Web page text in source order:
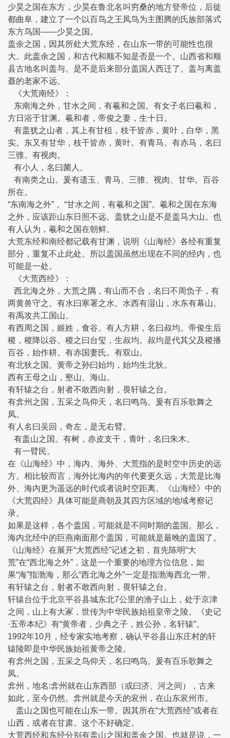
少昊之国在东方，少昊在鲁北名叫穷桑的地方登帝位，后徙
都曲阜，建立了一个以百鸟之王凤鸟为主图腾的氏族部落式
东方鸟国——少昊之国。
盖余之国，因其所处大荒东经，在山东一带的可能性也很
大。此盖余之国，和古代和顺不知是否是一个。山西省和顺
县古地名叫盖与。是不是后来部分盖国人西迁了。盖与离盖
聂的老家不远。
《大荒南经》：
东南海之外，甘水之间，有羲和之国。有女子名曰羲和，
方日浴于甘渊。羲和者，帝俊之妻，生十日。
有盖犹之山者，其上有甘柤，枝干皆赤，黄叶，白华，黑
实。东又有甘华，枝干皆赤，黄叶。有青马。有赤马，名曰
三骓。有视肉。
有小人，名曰菌人。
有南类之山。爰有遗玉、青马、三骓、视肉、甘华。百谷
所在。
“东南海之外”， “甘水之间，有羲和之国”。羲和之国在东海
之外，应该距山东日照不远。盖犹之山是不是盖马大山。也
有人认为，羲和之国在朝鲜。
大荒东经和南经都记载有甘渊，说明《山海经》各经有重复
部分，重复不止此处。所以盖国虽然出现在不同的经内，也
可能是一处。
《大荒西经》：
西北海之外，大荒之隅，有山而不合，名曰不周负子，有
两黄兽守之。有水曰寒署之水。水西有湿山，水东有幕山。
有禹攻共工国山。
有西周之国，姬姓，食谷。有人方耕，名曰叔均。帝俊生后
稷，稷降以谷。稷之曰台玺，生叔均。叔均是代其父及稷播
百谷，始作耕。有赤国妻氏。有双山。
有北狄之国。黄帝之孙曰始均，始均生北狄。
西有王母之山，壑山、海山。
有轩辕之台，射者不敢西向射，畏轩辕之台。
有弇州之国，五采之鸟仰天，名曰鸣鸟。爰有百乐歌舞之
凤。
有人名曰吴回，奇左，是无右臂。
有盖山之国。有树，赤皮支干，青叶，名曰朱木。
有一臂民。
在《山海经》中，海内、海外、大荒指的是时空中历史的远
方。相比较而言，海外比海内的年代要更久远，大荒是比海
外、海内更为遥远的时代或者说时空距离。《山海经》中的
《大荒四经》具体可能是商朝及其四方区域的地域考察记
录。
如果是这样，各个盖国，可能就是不同时期的盖国。那么，
海内北经中的巨燕南面那个盖国，可能就是最晚的盖国了。
《山海经》在展开“大荒西经”记述之初，首先陈明“大
荒”在“西北海之外”，这是一个重要的地理方位信息，如
果“海”指渤海，那么“西北海之外”一定是指渤海西北一带。
有轩辕之台，射者不敢西向射，畏轩辕之台。
轩辕台位于北京平谷县城东北7公里的渔子山上，处于京津
之间，山上有大冢，世传为中华民族始祖皇帝之陵。《史记
·五帝本纪》有“黄帝者，少典之子，姓公孙，名轩辕”。
1992年10月，经专家实地考察，确认平谷县山东庄村的轩
辕陵即是中华民族始祖黄帝之陵。
有弇州之国，五采之鸟仰天，名曰鸣鸟。爰有百乐歌舞之
凤。
弇州，地名:弇州就在山东西部（或曰济、河之间），古来
如此，至今仍然。弇州就是今天的衮州，在山东衮州市。
盖山之国也可能在山东一带。因其所在“大荒西经”或者在
山西，或者在甘肃。这个不好确定。
大荒西经和东经分别有盖山之国和盖余之国。也就是说，一